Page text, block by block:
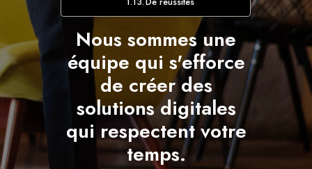
Nous sommes une
équipe qui s'efforce
de créer des
solutions digitales
qui respectent votre
temps.